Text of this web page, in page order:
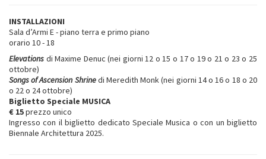
INSTALLAZIONI
Sala d’Armi E - piano terra e primo piano
orario 10 - 18
Elevations di Maxime Denuc (nei giorni 12 o 15 o 17 o 19 o 21 o 23 o 25
ottobre)
Songs of Ascension Shrinedi Meredith Monk (nei giorni 14 o 16 o 18 o 20
o 22 o 24 ottobre)
Biglietto Speciale MUSICA
€ 15prezzo unico
Ingresso con il biglietto dedicato Speciale Musica o con un biglietto
Biennale Architettura 2025.